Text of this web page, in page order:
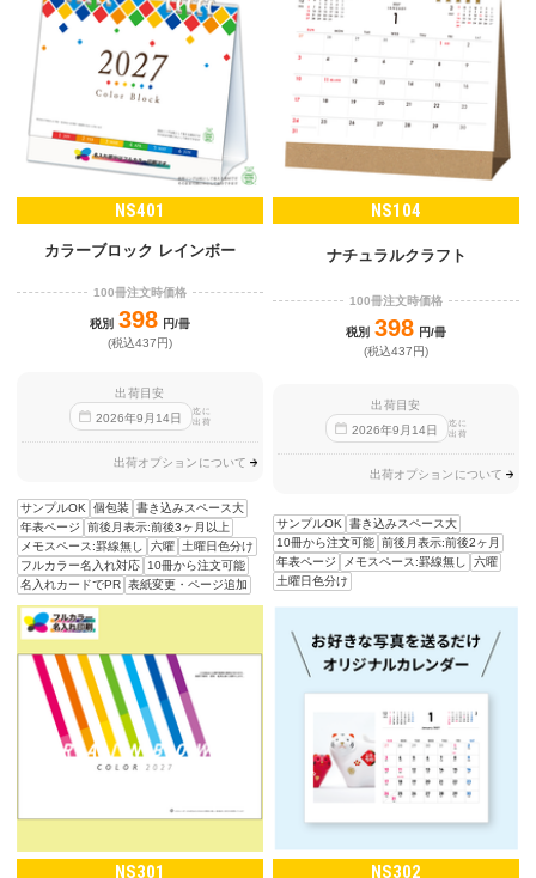
NS401
カラーブロック レインボー
100冊注文時価格
税別 398 円/冊
(税込437円)
出荷目安
2026年9 月14日
迄に
出荷
出荷オプションについて
サンプルOK 個包装
書き込みスペース大
年表ページ
前後月表示:前後3ヶ月以上
メモスペース:罫線無し
六曜 土曜日色分け
フルカラー名入れ対応 10冊から注文可能
名入れカードでPR 表紙変更・ページ追加
NS104
ナチュラルクラフト
100冊注文時価格
税別 398 円/冊
(税込437円)
出荷目安
2026年9 月 14日
迄に
出荷
出荷オプションについて
サンプルOK
書き込みスペース大
10冊から注文可能 前後月表示:前後2ヶ月
年表ページ
メモスペース:罫線無し
六曜
土曜日色分け
NS301 NS302